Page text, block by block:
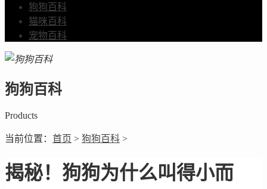
狗狗百科
猫咪百科
宠物百科
狗狗百科
Products
当前位置： 首页 > 狗狗百科 >
揭秘！狗狗为什么叫得小而